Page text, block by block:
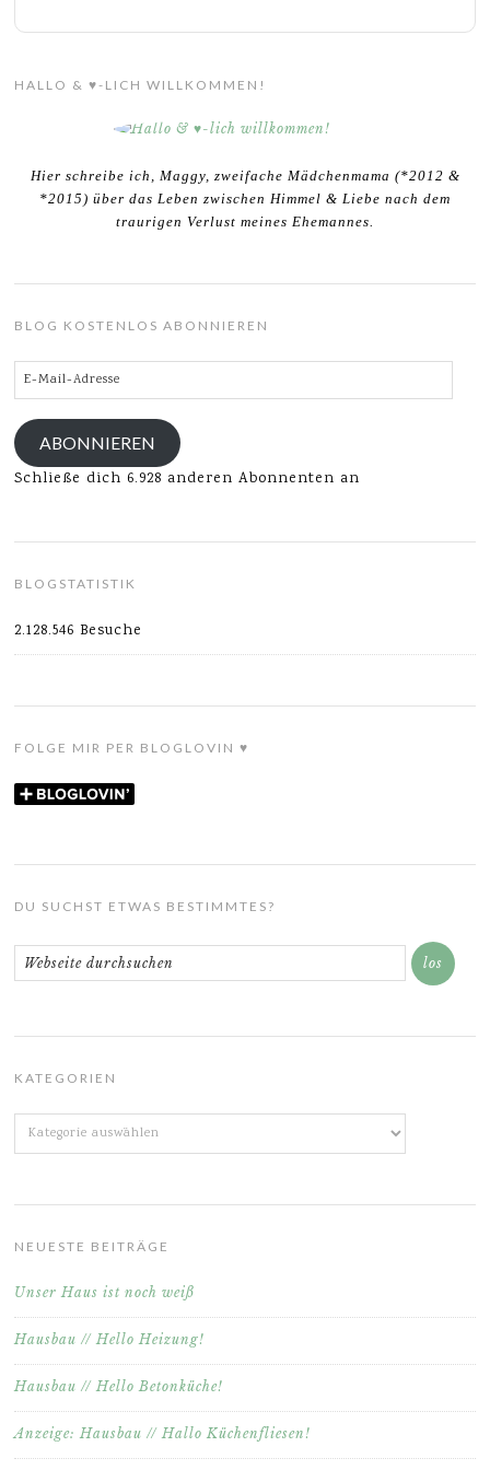
HALLO & ♥-LICH WILLKOMMEN!
Hier schreibe ich, Maggy, zweifache Mädchenmama (*2012 &
*2015) über das Leben zwischen Himmel & Liebe nach dem
traurigen Verlust meines Ehemannes.
BLOG KOSTENLOS ABONNIEREN
E-
Mail-
Adresse
ABONNIEREN
Schließe dich 6.928 anderen Abonnenten an
BLOGSTATISTIK
2.128.546 Besuche
FOLGE MIR PER BLOGLOVIN ♥
DU SUCHST ETWAS BESTIMMTES?
KATEGORIEN
Kategorien
NEUESTE BEITRÄGE
Unser Haus ist noch weiß
Hausbau // Hello Heizung!
Hausbau // Hello Betonküche!
Anzeige: Hausbau // Hallo Küchenfliesen!